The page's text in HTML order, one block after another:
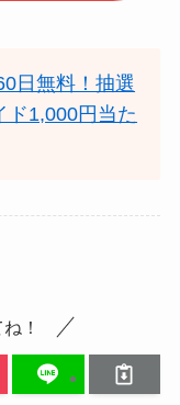
日無料！抽選
ド1,000円当た
！